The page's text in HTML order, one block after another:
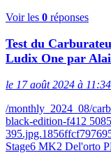
Voir les 0 réponses
Test du
Ludix One par
le 17 août 2024 à 11:34
/monthly_2024_08/
black-edition-f412
Stage6 MK2 Del'orto